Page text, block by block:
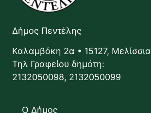
Δήμος Πεντέλης
Καλαμβόκη 2α • 15127, Μελίσσια
Τηλ Γραφείου δημότη:
2132050098, 2132050099
Ο Δήμος